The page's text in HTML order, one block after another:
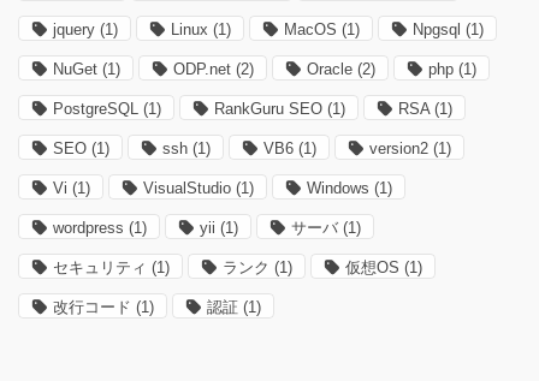
jquery (1) Linux (1) MacOS (1) Npgsql (1)
NuGet (1) ODP.net (2) Oracle (2) php (1)
PostgreSQL (1) RankGuru SEO (1) RSA (1)
SEO (1) ssh (1) VB6 (1) version2 (1)
Vi (1) VisualStudio (1) Windows (1)
wordpress (1) yii (1) サーバ (1)
セキュリティ (1) ランク (1) 仮想OS (1)
改行コード (1) 認証 (1)